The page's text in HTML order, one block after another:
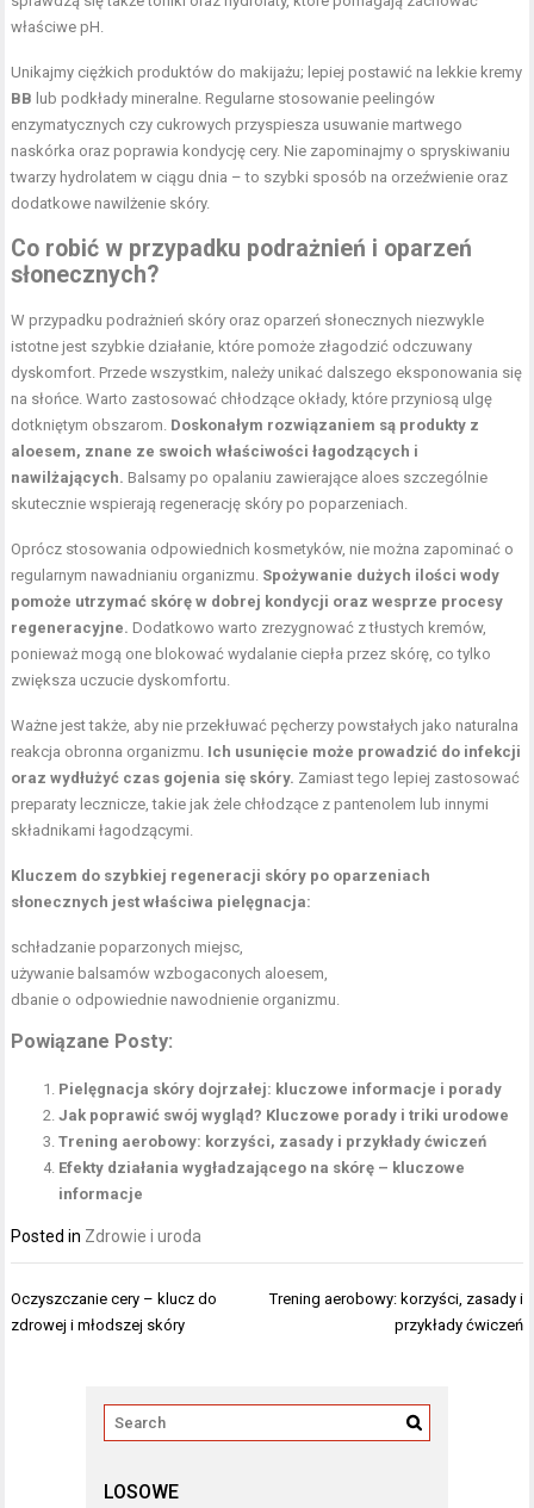
właściwe pH.
Unikajmy ciężkich produktów do makijażu; lepiej postawić na lekkie kremy
BB lub podkłady mineralne. Regularne stosowanie peelingów
enzymatycznych czy cukrowych przyspiesza usuwanie martwego
naskórka oraz poprawia kondycję cery. Nie zapominajmy o spryskiwaniu
twarzy hydrolatem w ciągu dnia – to szybki sposób na orzeźwienie oraz
dodatkowe nawilżenie skóry.
Co robić w przypadku podrażnień i oparzeń
słonecznych?
W przypadku podrażnień skóry oraz oparzeń słonecznych niezwykle
istotne jest szybkie działanie, które pomoże złagodzić odczuwany
dyskomfort. Przede wszystkim, należy unikać dalszego eksponowania się
na słońce. Warto zastosować chłodzące okłady, które przyniosą ulgę
dotkniętym obszarom. Doskonałym rozwiązaniem są produkty z
aloesem, znane ze swoich właściwości łagodzących i
nawilżających. Balsamy po opalaniu zawierające aloes szczególnie
skutecznie wspierają regenerację skóry po poparzeniach.
Oprócz stosowania odpowiednich kosmetyków, nie można zapominać o
regularnym nawadnianiu organizmu. Spożywanie dużych ilości wody
pomoże utrzymać skórę w dobrej kondycji oraz wesprze procesy
regeneracyjne. Dodatkowo warto zrezygnować z tłustych kremów,
ponieważ mogą one blokować wydalanie ciepła przez skórę, co tylko
zwiększa uczucie dyskomfortu.
Ważne jest także, aby nie przekłuwać pęcherzy powstałych jako naturalna
reakcja obronna organizmu. Ich usunięcie może prowadzić do infekcji
oraz wydłużyć czas gojenia się skóry. Zamiast tego lepiej zastosować
preparaty lecznicze, takie jak żele chłodzące z pantenolem lub innymi
składnikami łagodzącymi.
Kluczem do szybkiej regeneracji skóry po oparzeniach
słonecznych jest właściwa pielęgnacja:
schładzanie poparzonych miejsc,
używanie balsamów wzbogaconych aloesem,
dbanie o odpowiednie nawodnienie organizmu.
Powiązane Posty:
Pielęgnacja skóry dojrzałej: kluczowe informacje i porady
Jak poprawić swój wygląd? Kluczowe porady i triki urodowe
Trening aerobowy: korzyści, zasady i przykłady ćwiczeń
Efekty działania wygładzającego na skórę – kluczowe
informacje
Posted in Zdrowie i uroda
Nawigacja
wpisu
Oczyszczanie cery – klucz do
zdrowej i młodszej skóry
Trening aerobowy: korzyści, zasady i
przykłady ćwiczeń
LOSOWE